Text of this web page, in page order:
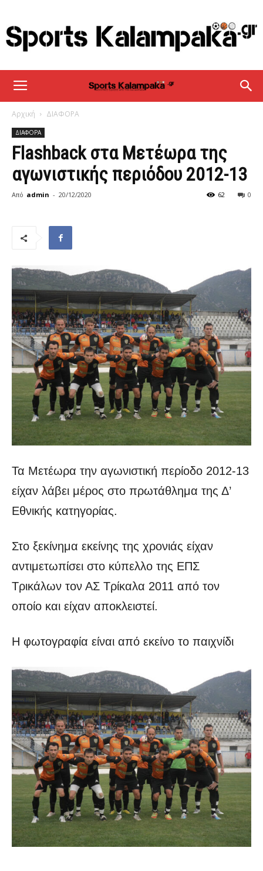
sportskalampaka
Αρχική ΔΙΑΦΟΡΑ
ΔΙΑΦΟΡΑ
Flashback στα Μετέωρα της
αγωνιστικής περιόδου 2012-13
Από admin - 20/12/2020 0
62
Τα Μετέωρα την αγωνιστική περίοδο 2012-13
είχαν λάβει μέρος στο πρωτάθλημα της Δ’
Εθνικής κατηγορίας.
Στο ξεκίνημα εκείνης της χρονιάς είχαν
αντιμετωπίσει στο κύπελλο της ΕΠΣ
Τρικάλων τον ΑΣ Τρίκαλα 2011 από τον
οποίο και είχαν αποκλειστεί.
Η φωτογραφία είναι από εκείνο το παιχνίδι